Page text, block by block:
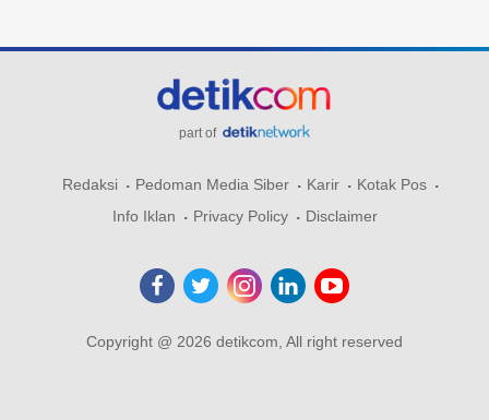
part of
Redaksi Pedoman Media Siber Karir
Kotak Pos
Info Iklan
Privacy Policy Disclaimer
Copyright @ 2026 detikcom, All right reserved